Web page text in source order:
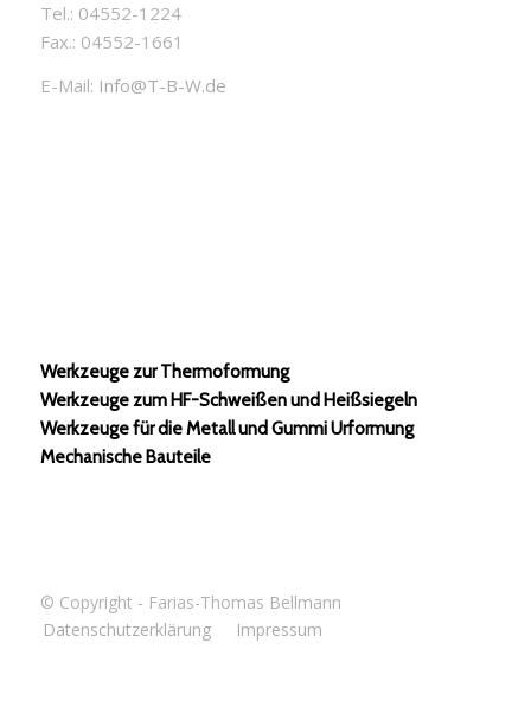
Tel.: 04552-1224
Fax.: 04552-1661
E-Mail: Info@T-B-W.de
Werkzeuge zur Thermoformung
Werkzeuge zum HF-Schweißen und Heißsiegeln
Werkzeuge für die Metall und Gummi Urformung
Mechanische Bauteile
© Copyright - Farias-Thomas Bellmann
Datenschutzerklärung
Impressum